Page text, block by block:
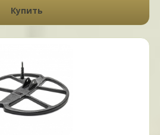
Купить